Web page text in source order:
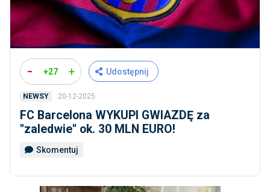
- +27 + Udostępnij
NEWSY 20-12-2025
FC Barcelona WYKUPI GWIAZDĘ za
''zaledwie'' ok. 30 MLN EURO!
Skomentuj